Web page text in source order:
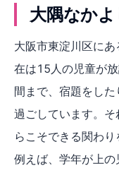
大隅なか
大阪市東淀川区に
在は15人の児童が
間まで、宿題をし
過ごしています。
らこそできる関わり
例えば、学年が上の